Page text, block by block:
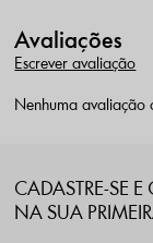
Avaliações
Escrever avaliação
Nenhuma avaliação
CADASTRE-SE
NA SUA